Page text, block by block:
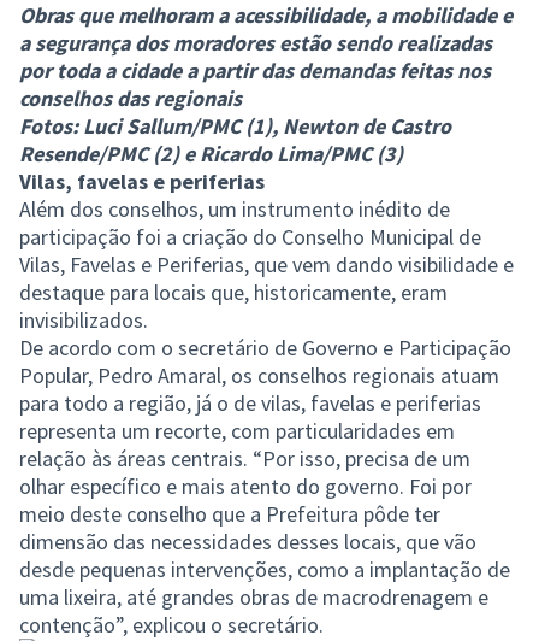
Obras que melhoram a acessibilidade, a mobilidade e
a segurança dos moradores estão sendo realizadas
por toda a cidade a partir das demandas feitas nos
conselhos das regionais
Fotos: Luci Sallum/PMC (1), Newton de Castro
Resende/PMC (2) e Ricardo Lima/PMC (3)
Vilas, favelas e periferias
Além dos conselhos, um instrumento inédito de
participação foi a criação do Conselho Municipal de
Vilas, Favelas e Periferias, que vem dando visibilidade e
destaque para locais que, historicamente, eram
invisibilizados.
De acordo com o secretário de Governo e Participação
Popular, Pedro Amaral, os conselhos regionais atuam
para todo a região, já o de vilas, favelas e periferias
representa um recorte, com particularidades em
relação às áreas centrais. “Por isso, precisa de um
olhar específico e mais atento do governo. Foi por
meio deste conselho que a Prefeitura pôde ter
dimensão das necessidades desses locais, que vão
desde pequenas intervenções, como a implantação de
uma lixeira, até grandes obras de macrodrenagem e
contenção”, explicou o secretário.